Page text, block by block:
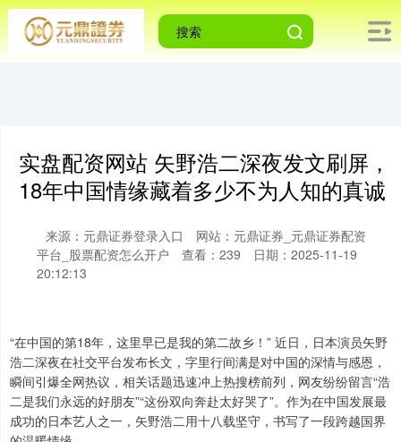
实盘配资网站 矢野浩二深夜发文刷屏，
18年中国情缘藏着多少不为人知的真诚
来源：元鼎证券登录入口
网站：元鼎证券_元鼎证券配资
平台_股票配资怎么开户
查看：239
日期：2025-11-19
20:12:13
“在中国的第18年，这里早已是我的第二故乡！” 近日，日本演员矢野
浩二深夜在社交平台发布长文，字里行间满是对中国的深情与感恩，
瞬间引爆全网热议，相关话题迅速冲上热搜榜前列，网友纷纷留言“浩
二是我们永远的好朋友”“这份双向奔赴太好哭了”。作为在中国发展最
成功的日本艺人之一，矢野浩二用十八载坚守，书写了一段跨越国界